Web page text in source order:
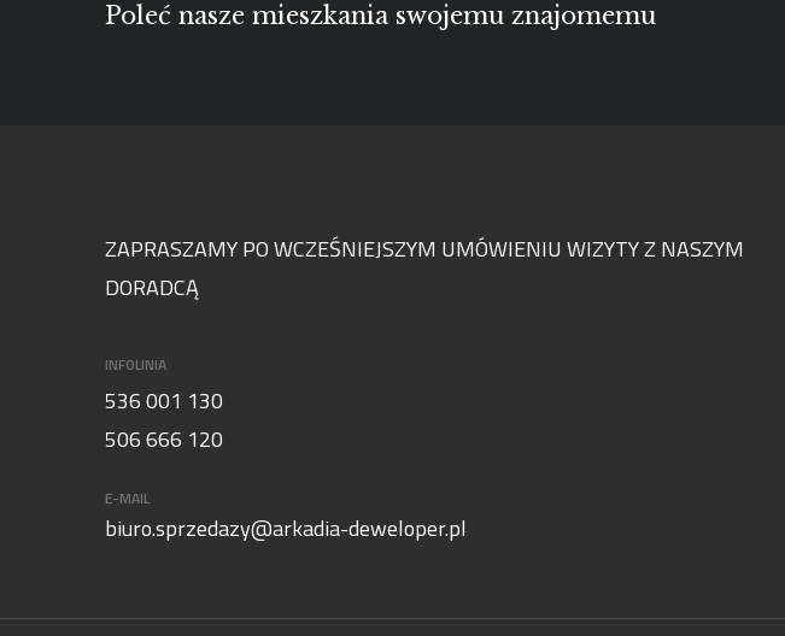
Poleć nasze mieszkania swojemu znajomemu
ZAPRASZAMY PO WCZEŚNIEJSZYM UMÓWIENIU WIZYTY Z NASZYM
DORADCĄ
INFOLINIA
536 001 130
506 666 120
E-MAIL
biuro.sprzedazy@arkadia-deweloper.pl